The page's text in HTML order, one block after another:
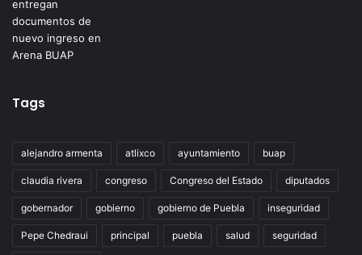
Tags
alejandro armenta atlixco ayuntamiento buap
claudia rivera congreso Congreso del Estado diputados
gobernador gobierno gobierno de Puebla inseguridad
Pepe Chedraui principal puebla salud seguridad